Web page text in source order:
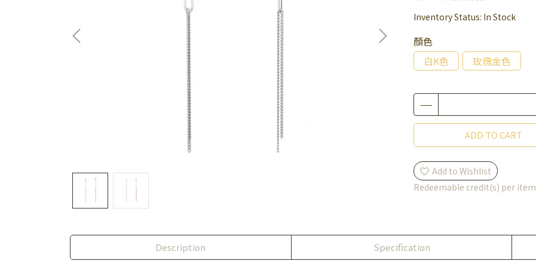
Inventory Status: In Stock
顏色
白K色
玫瑰金色
ADD TO CART
Add to Wishlist
Redeemable credit(s) per item
Description Specification